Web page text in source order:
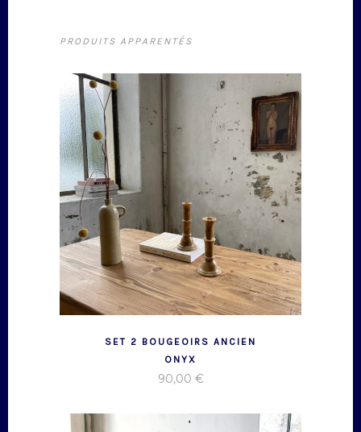
PRODUITS APPARENTÉS
SET 2 BOUGEOIRS ANCIEN
ONYX
90,00 €